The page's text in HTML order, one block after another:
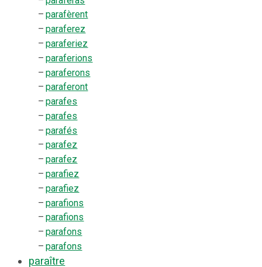
– parafèrent
– paraferez
– paraferiez
– paraferions
– paraferons
– paraferont
– parafes
– parafes
– parafés
– parafez
– parafez
– parafiez
– parafiez
– parafions
– parafions
– parafons
– parafons
paraître